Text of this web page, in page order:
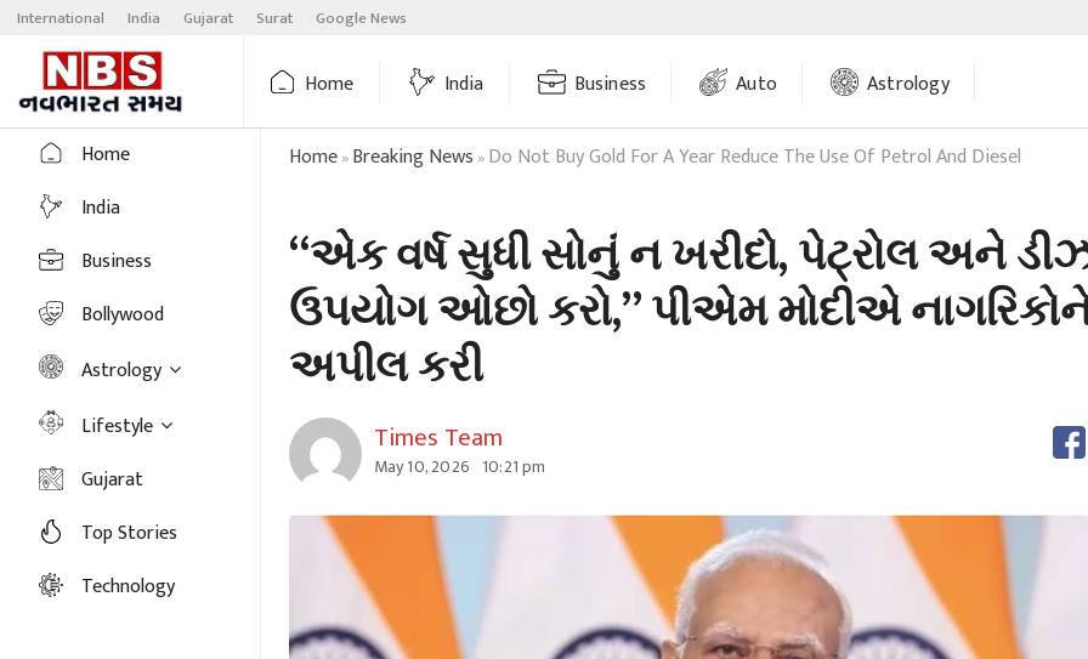
Skip
content
International India Gujarat Surat Google News
Home India Business Auto Astrology
Home
India
Business
Bollywood
Astrology
Lifestyle
Gujarat
Top Stories
Technology
Home»Breaking News »Do Not Buy Gold For A Year Reduce The Use Of Petrol And Diesel
“એક વર્ષ સુધી સોનું ન ખરીદો, પેટ્રોલ અને
ઉપયોગ ઓછો કરો,” પીએમ મોદીએ
અપીલ કરી
Times Team
May 10, 2026 10:21 pm